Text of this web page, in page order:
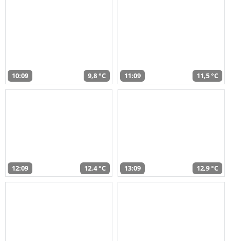
10:09 9,8 °C 11:09 11,5 °C
12:09 12,4 °C 13:09 12,9 °C